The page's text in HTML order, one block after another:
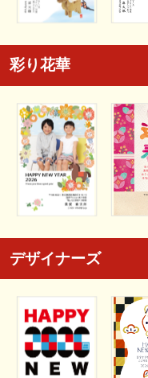
彩り花華
デザイナーズ